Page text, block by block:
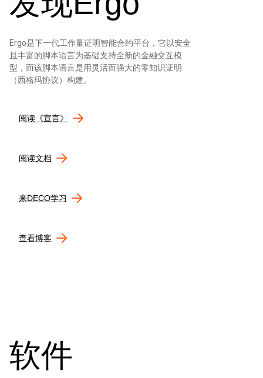
Ergo是下一代工作量证明智能合约平台，它以安全
且丰富的脚本语言为基础支持全新的金融交互模
型，而该脚本语言是用灵活而强大的零知识证明
（西格玛协议）构建。
阅读《宣言》
阅读文档
来DECO学习
查看博客
软件